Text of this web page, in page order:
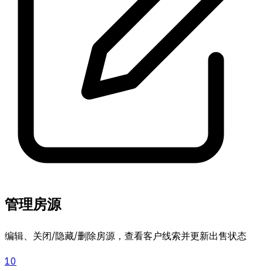
管理房源
编辑、关闭/隐藏/删除房源，查看客户线索并更新出售状态
10